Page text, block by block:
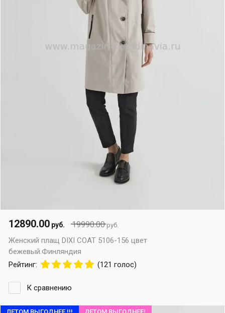
Женский плащ DIXI COAT 5106-156 цвет
бежевый.Финляндия
Рейтинг:
(121 голос)
19990.00руб.
12890.00 руб.
К сравнению